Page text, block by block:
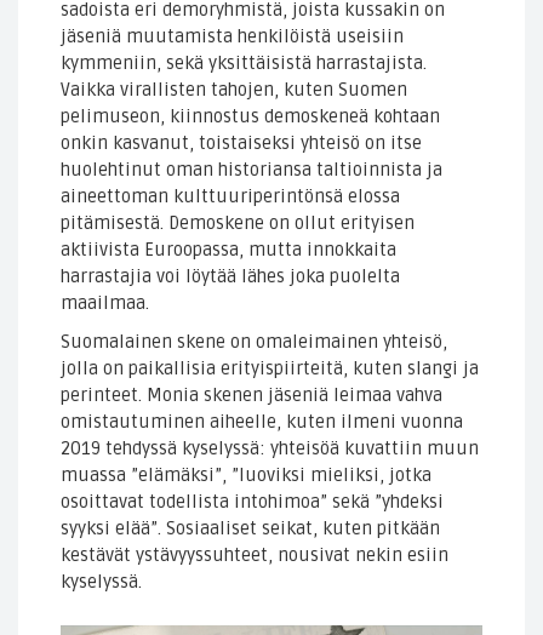
sadoista eri demoryhmistä, joista kussakin on
jäseniä muutamista henkilöistä useisiin
kymmeniin, sekä yksittäisistä harrastajista.
Vaikka virallisten tahojen, kuten Suomen
pelimuseon, kiinnostus demoskeneä kohtaan
onkin kasvanut, toistaiseksi yhteisö on itse
huolehtinut oman historiansa taltioinnista ja
aineettoman kulttuuriperintönsä elossa
pitämisestä. Demoskene on ollut erityisen
aktiivista Euroopassa, mutta innokkaita
harrastajia voi löytää lähes joka puolelta
maailmaa.
Suomalainen skene on omaleimainen yhteisö,
jolla on paikallisia erityispiirteitä, kuten slangi ja
perinteet. Monia skenen jäseniä leimaa vahva
omistautuminen aiheelle, kuten ilmeni vuonna
2019 tehdyssä kyselyssä: yhteisöä kuvattiin muun
muassa ”elämäksi”, ”luoviksi mieliksi, jotka
osoittavat todellista intohimoa” sekä ”yhdeksi
syyksi elää”. Sosiaaliset seikat, kuten pitkään
kestävät ystävyyssuhteet, nousivat nekin esiin
kyselyssä.